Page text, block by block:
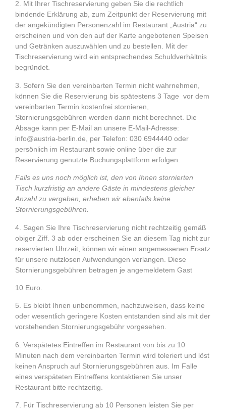
2. Mit Ihrer Tischreservierung geben Sie die rechtlich
bindende Erklärung ab, zum Zeitpunkt der Reservierung mit
der angekündigten Personenzahl im Restaurant „Austria“ zu
erscheinen und von den auf der Karte angebotenen Speisen
und Getränken auszuwählen und zu bestellen. Mit der
Tischreservierung wird ein entsprechendes Schuldverhältnis
begründet.
3.
Sofern Sie den vereinbarten Termin nicht wahrnehmen,
können Sie die Reservierung bis spätestens 3 Tage vor dem
vereinbarten Termin kostenfrei stornieren,
Stornierungsgebühren werden dann nicht berechnet. Die
Absage kann per E-Mail an unsere E-Mail-Adresse:
info@austria-berlin.de, per Telefon: 030 6944440 oder
persönlich im Restaurant sowie online über die zur
Reservierung genutzte Buchungsplattform erfolgen.
Falls es uns noch möglich ist, den von Ihnen stornierten
Tisch kurzfristig an andere Gäste in mindestens gleicher
Anzahl zu vergeben, erheben wir ebenfalls keine
Stornierungsgebühren.
4. Sagen Sie Ihre Tischreservierung nicht rechtzeitig gemäß
obiger Ziff. 3 ab oder erscheinen Sie an diesem Tag nicht zur
reservierten Uhrzeit, können wir einen angemessenen Ersatz
für unsere nutzlosen Aufwendungen verlangen. Diese
Stornierungsgebühren betragen je angemeldetem Gast
10 Euro.
5. Es bleibt Ihnen unbenommen, nachzuweisen, dass keine
oder wesentlich geringere Kosten entstanden sind als mit der
vorstehenden Stornierungsgebühr vorgesehen.
6. Verspätetes Eintreffen im Restaurant von bis zu 10
Minuten nach dem vereinbarten Termin wird toleriert und löst
keinen Anspruch auf Stornierungsgebühren aus. Im Falle
eines verspäteten Eintreffens kontaktieren Sie unser
Restaurant bitte rechtzeitig.
7.
Für Tischreservierung ab 10 Personen leisten Sie per